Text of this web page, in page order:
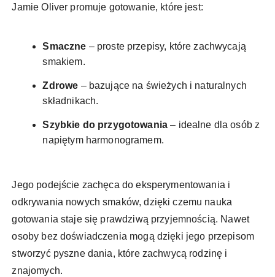
Jamie Oliver promuje gotowanie, które jest:
Smaczne – proste przepisy, które zachwycają
smakiem.
Zdrowe – bazujące na świeżych i naturalnych
składnikach.
Szybkie do przygotowania – idealne dla osób z
napiętym harmonogramem.
Jego podejście zachęca do eksperymentowania i
odkrywania nowych smaków, dzięki czemu nauka
gotowania staje się prawdziwą przyjemnością. Nawet
osoby bez doświadczenia mogą dzięki jego przepisom
stworzyć pyszne dania, które zachwycą rodzinę i
znajomych.